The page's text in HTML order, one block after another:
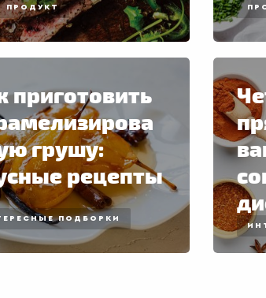
ПРОДУКТ
приготовить
грушу:
рецепты
ПОДБОРКИ